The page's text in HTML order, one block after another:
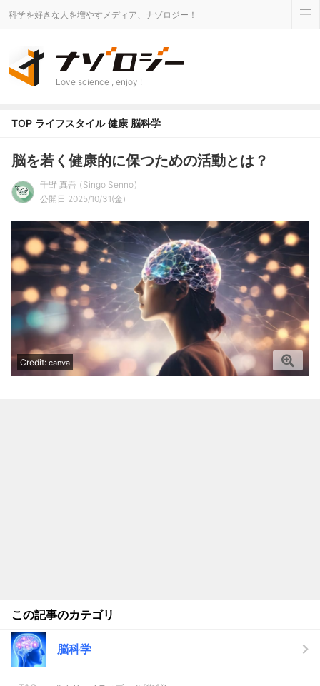
科学を好きな人を増やすメディア、ナゾロジー！
Love science , enjoy !
TOP ライフスタイル 健康 脳科学
脳を若く健康的に保つための活動とは？
千野 真吾
Singo Senno
公開日 2025/10/31(金)
Credit: canva
この記事のカテゴリ
脳科学